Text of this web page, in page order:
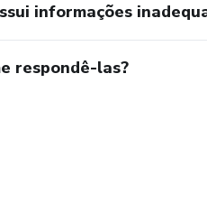
informações
respondê-las?